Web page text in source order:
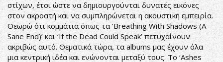
στίχων, έτσι ώστε να δημιουργούνται δυνατές εικόνες
στον ακροατή και να συμπληρώνεται η ακουστική εμπειρία.
Θεωρώ ότι κομμάτια όπως τα ‘Breathing With Shadows (A
Sane End)’ και ‘If the Dead Could Speak’ πετυχαίνουν
ακριβώς αυτό. Θεματικά τώρα, τα albums μας έχουν όλα
μια κεντρική ιδέα και ενώνονται μεταξύ τους. Το ‘Ashes